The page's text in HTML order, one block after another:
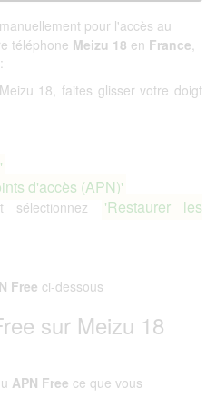
manuellement pour l'accès au
téléphone Meizu 18 en France,
18, faites glisser votre doigt
d'accès (APN)'
'Restaurer les
Free ci-dessous
sur Meizu 18
APN Free ce que vous